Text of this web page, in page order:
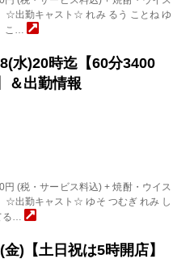
☆出勤キャスト☆ れみ るう ことね ゆ
こ…
水)20時迄【60分3400
＆出勤情報
(税・サービス料込) + 焼酎・ウイス
☆出勤キャスト☆ ゆそ つむぎ れみ し
る…
金)【土日祝は5時開店】